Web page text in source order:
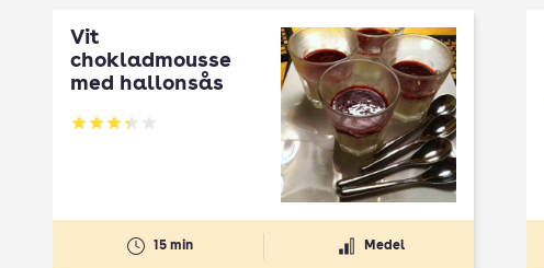
Vit
chokladmousse
med hallonsås
Betyg: 3.33 av 5
15 min Medel